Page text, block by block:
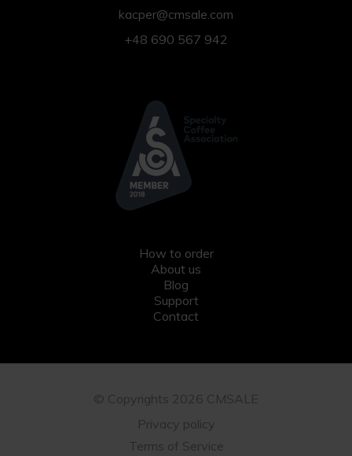
kacper@cmsale.com
+48 690 567 942
How to order
About us
Blog
Support
Contact
© Copyrights 2026 CMSALE
Privacy policy
Terms of Service